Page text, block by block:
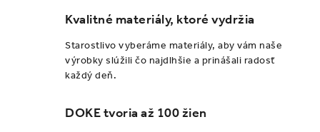
Kvalitné materiály, ktoré vydržia
Starostlivo vyberáme materiály, aby vám naše
výrobky slúžili čo najdlhšie a prinášali radosť
každý deň.
DOKE tvoria až 100 žien